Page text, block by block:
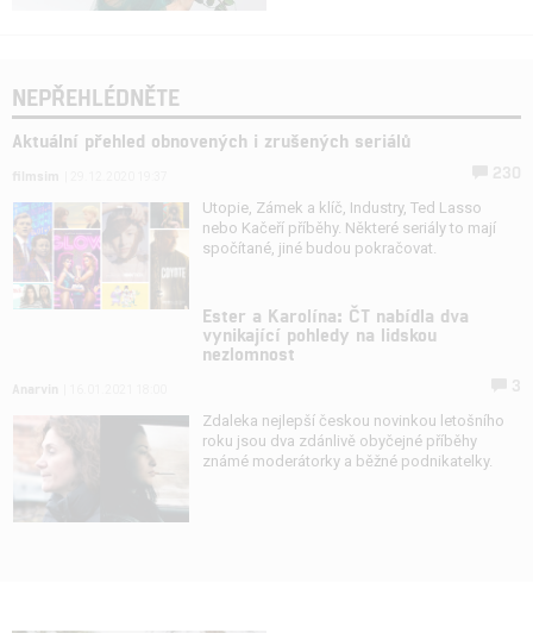
NEPŘEHLÉDNĚTE
Aktuální přehled obnovených i zrušených seriálů
Utopie, Zámek a klíč, Industry, Ted Lasso
nebo Kačeří příběhy. Některé seriály to mají
spočítané, jiné budou pokračovat.
Ester a Karolína: ČT nabídla dva
vynikající pohledy na lidskou
nezlomnost
Zdaleka nejlepší českou novinkou letošního
roku jsou dva zdánlivě obyčejné příběhy
známé moderátorky a běžné podnikatelky.